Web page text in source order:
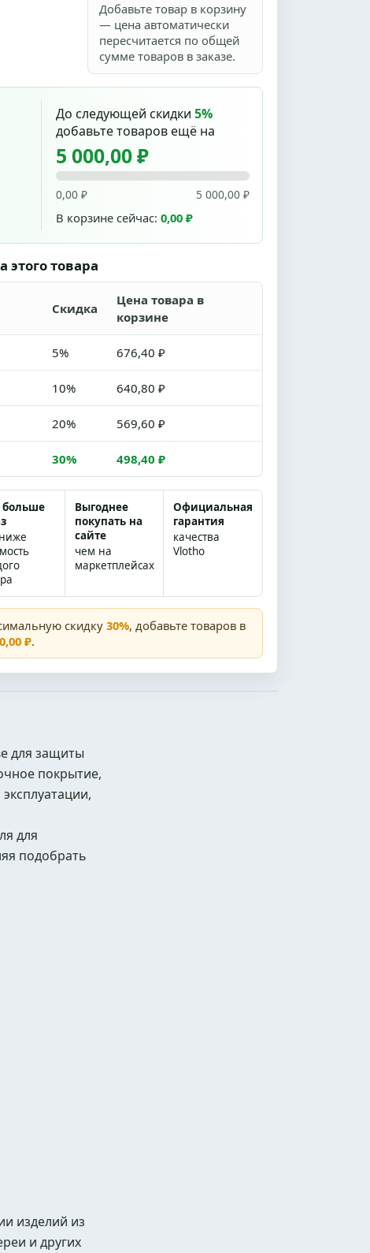
Добавьте товар в корзину
— цена автоматически
пересчитается по общей
сумме товаров в заказе.
До следующей скидки 5%
добавьте товаров ещё на
5 000,00 ₽
0,00 ₽ 5 000,00 ₽
В корзине сейчас: 0,00 ₽
этого товара
Скидка
Цена товара в
корзине
5% 676,40 ₽
10% 640,80 ₽
20% 569,60 ₽
30% 498,40 ₽
Выгоднее
покупать на
сайте
чем на
маркетплейсах
Официальная
гарантия
качества
Vlotho
скидку30%, добавьте товаров в
₽.
для защиты
покрытие,
для
подобрать
изделий из
и других